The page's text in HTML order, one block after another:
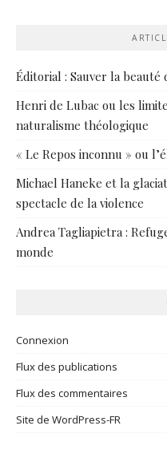
Éditorial : Sauver la beauté
Henri de Lubac ou les
naturalisme théologique
« Le Repos inconnu » ou
Michael Haneke et la
spectacle de la violence
Andrea Tagliapietra :
monde
Connexion
Flux des publications
Flux des commentaires
Site de WordPress-FR